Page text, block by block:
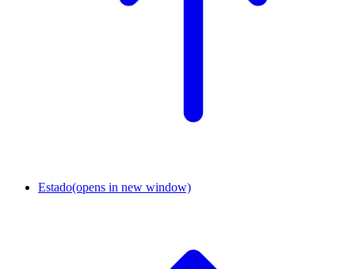
Estado(opens in new window)